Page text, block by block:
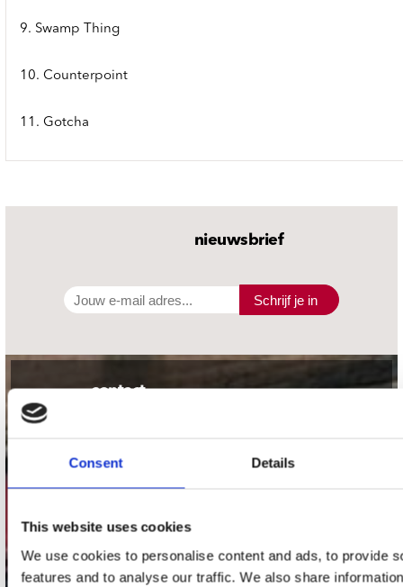
Consent Details
This website uses cookies
We use cookies to personalise content and ads, to provide
features and to analyse our traffic. We also share
9. Swamp Thing
10. Counterpoint
11. Gotcha
nieuwsbrief
Schrijf je in
contact
Utrechtsestraat 52-60
1017 VP Amsterdam